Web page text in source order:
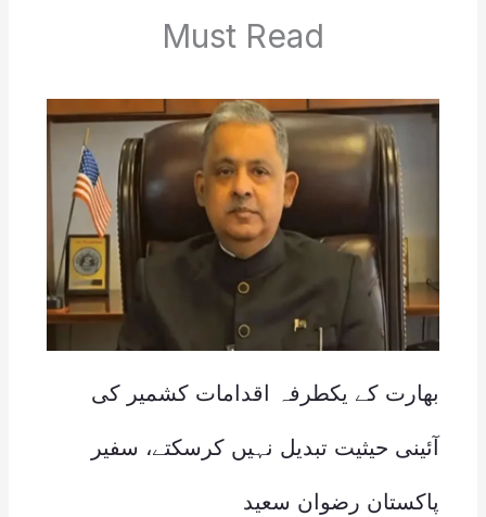
Must Read
بھارت کے یکطرفہ اقدامات کشمیر کی
آئینی حیثیت تبدیل نہیں کرسکتے، سفیر
پاکستان رضوان سعید